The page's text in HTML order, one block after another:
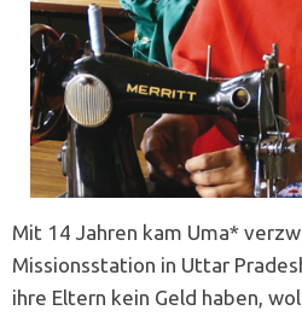
Mit 14 Jahren kam Uma*
Missionsstation in Uttar
ihre Eltern kein Geld haben,